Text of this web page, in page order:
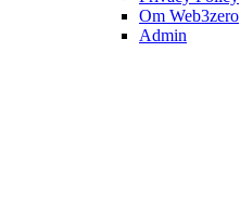
Om Web3zero
Admin